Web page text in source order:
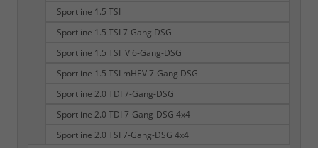
Sportline 1.5 TSI
Sportline 1.5 TSI 7-Gang DSG
Sportline 1.5 TSI iV 6-Gang-DSG
Sportline 1.5 TSI mHEV 7-Gang DSG
Sportline 2.0 TDI 7-Gang-DSG
Sportline 2.0 TDI 7-Gang-DSG 4x4
Sportline 2.0 TSI 7-Gang-DSG 4x4